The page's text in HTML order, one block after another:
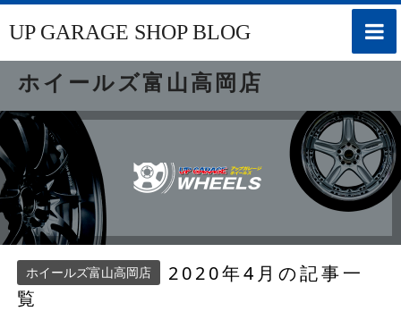
toggle
UP GARAGE SHOP BLOG
ホイールズ富山高岡店
ホイールズ富山高岡店
2020年4月の記事一
覧